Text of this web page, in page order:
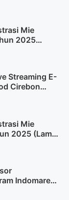
Mie
2025
Streaming E-
Cirebon
Mie
2025 (Lamar
Indomaret